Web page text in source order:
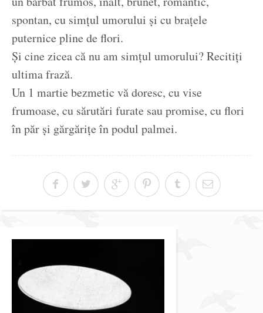
spontan, cu simțul umorului și cu brațele
puternice pline de flori.
Și cine zicea că nu am simțul umorului? Recitiți
ultima frază.
Un 1 martie bezmetic vă doresc, cu vise
frumoase, cu sărutări furate sau promise, cu flori
în păr și gărgărițe în podul palmei.